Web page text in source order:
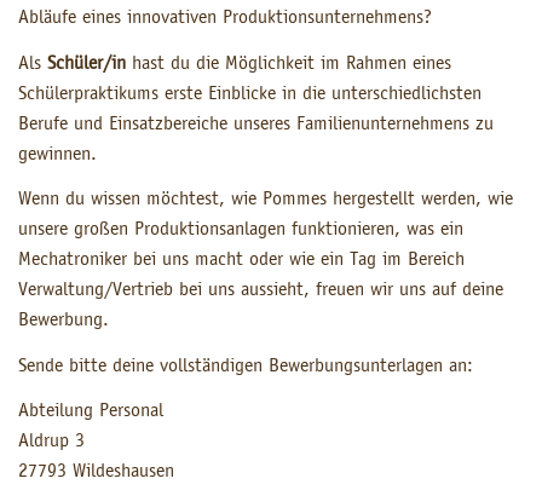
Abläufe eines innovativen Produktionsunternehmens?
Als Schüler/in hast du die Möglichkeit im Rahmen eines
Schülerpraktikums erste Einblicke in die unterschiedlichsten
Berufe und Einsatzbereiche unseres Familienunternehmens zu
gewinnen.
Wenn du wissen möchtest, wie Pommes hergestellt werden, wie
unsere großen Produktionsanlagen funktionieren, was ein
Mechatroniker bei uns macht oder wie ein Tag im Bereich
Verwaltung/Vertrieb bei uns aussieht, freuen wir uns auf deine
Bewerbung.
Sende bitte deine vollständigen Bewerbungsunterlagen an:
Abteilung Personal
Aldrup 3
27793 Wildeshausen